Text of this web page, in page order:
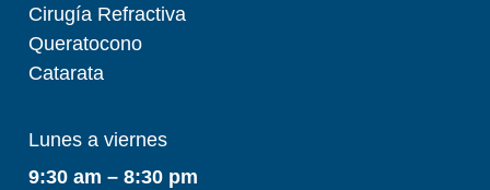
Cirugía Refractiva
Queratocono
Catarata
Lunes a viernes
9:30 am – 8:30 pm